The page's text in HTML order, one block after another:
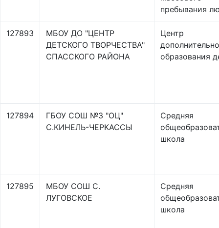
пребывания
127893
МБОУ ДО "ЦЕНТР
ДЕТСКОГО ТВОРЧЕСТВА"
СПАССКОГО РАЙОНА
Центр
образования
127894
ГБОУ СОШ №3 "ОЦ"
С.КИНЕЛЬ-ЧЕРКАССЫ
Средняя
школа
127895
МБОУ СОШ С.
ЛУГОВСКОЕ
Средняя
школа